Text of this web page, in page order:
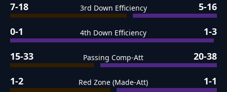
7-18 3rd Down Efficiency 5-16
0-1 4th Down Efficiency 1-3
15-33 Passing Comp-Att 20-38
1-2 Red Zone (Made-Att) 1-1